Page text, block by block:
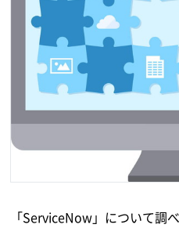
「ServiceNow」について調